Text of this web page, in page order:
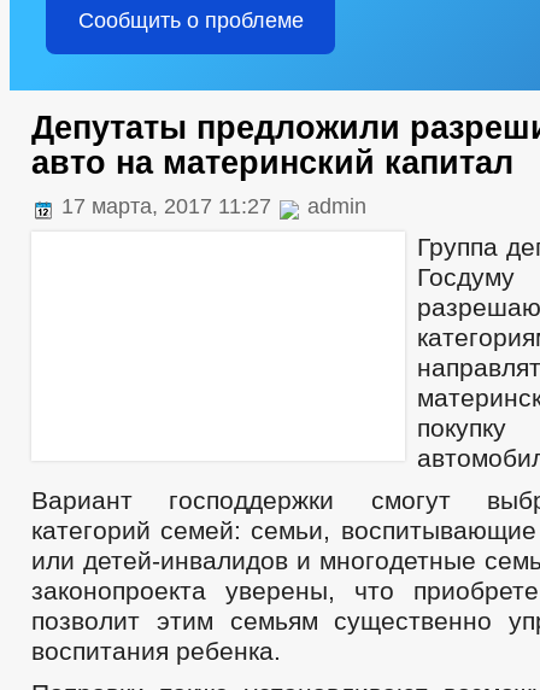
Сообщить о проблеме
Депутаты предложили
авто на материнский капитал
17 марта, 2017 11:27 admin
Группа
Госдуму
Вариант господдержки смогут
категорий семей: семьи,
или детей-инвалидов и многодетные
законопроекта уверены, что
позволит этим семьям существенно
воспитания ребенка.